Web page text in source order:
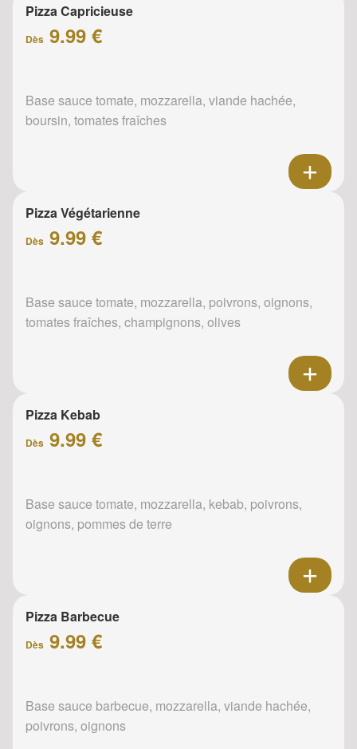
Pizza Capricieuse
Dès 9.99 €
Base sauce tomate, mozzarella, viande hachée,
boursin, tomates fraîches
Pizza Végétarienne
Dès 9.99 €
Base sauce tomate, mozzarella, poivrons, oignons,
tomates fraîches, champignons, olives
Pizza Kebab
Dès 9.99 €
Base sauce tomate, mozzarella, kebab, poivrons,
oignons, pommes de terre
Pizza Barbecue
Dès 9.99 €
Base sauce barbecue, mozzarella, viande hachée,
poivrons, oignons